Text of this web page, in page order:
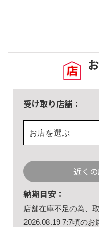
受け取り店舗：
お店を選ぶ
近く
納期目安：
店舗在庫不足の為、
2026.08.19 7:7頃のお